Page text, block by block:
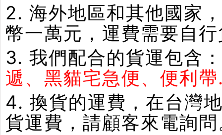
2. 海外地區和其他國家
幣一萬元，運費需要自
3. 我們配合的貨運包含：
遞、黑貓宅急便、便利
4. 換貨的運費，在台灣
貨運費，請顧客來電詢